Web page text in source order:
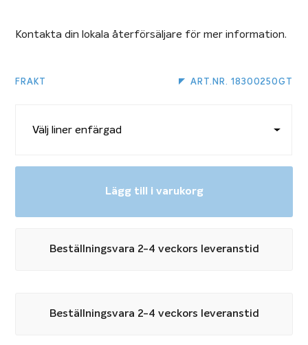
Kontakta din lokala återförsäljare för mer information.
FRAKT ART.NR. 18300250GT
Lägg till i varukorg
Beställningsvara 2-4 veckors leveranstid
Beställningsvara 2-4 veckors leveranstid